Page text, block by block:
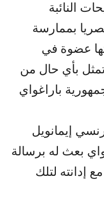
النائبة
بممارسة
عضوة في
تمثل بأي حال من
باراغواي
إيمانويل
بعث له برسالة
إدانته لتلك